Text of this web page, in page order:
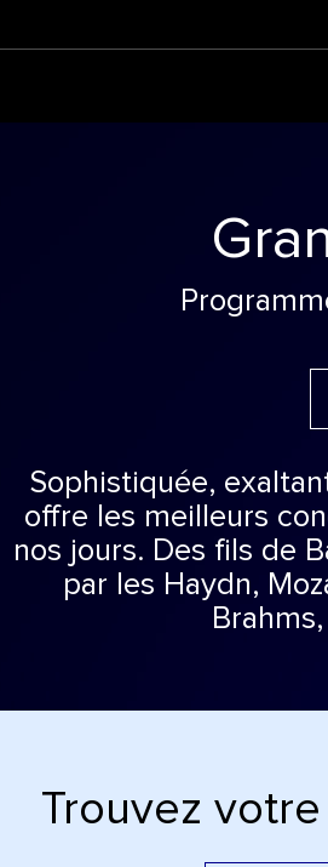
Sophistiquée,
offre les meilleurs
nos jours. Des fils de
par les Haydn,
Trouvez